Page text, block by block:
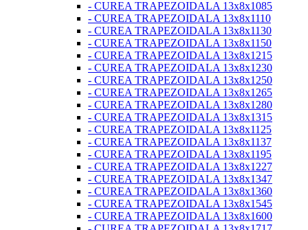
- CUREA TRAPEZOIDALA 13x8x1085
- CUREA TRAPEZOIDALA 13x8x1110
- CUREA TRAPEZOIDALA 13x8x1130
- CUREA TRAPEZOIDALA 13x8x1150
- CUREA TRAPEZOIDALA 13x8x1215
- CUREA TRAPEZOIDALA 13x8x1230
- CUREA TRAPEZOIDALA 13x8x1250
- CUREA TRAPEZOIDALA 13x8x1265
- CUREA TRAPEZOIDALA 13x8x1280
- CUREA TRAPEZOIDALA 13x8x1315
- CUREA TRAPEZOIDALA 13x8x1125
- CUREA TRAPEZOIDALA 13x8x1137
- CUREA TRAPEZOIDALA 13x8x1195
- CUREA TRAPEZOIDALA 13x8x1227
- CUREA TRAPEZOIDALA 13x8x1347
- CUREA TRAPEZOIDALA 13x8x1360
- CUREA TRAPEZOIDALA 13x8x1545
- CUREA TRAPEZOIDALA 13x8x1600